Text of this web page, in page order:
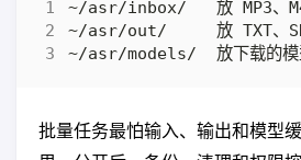
批量任务最怕输入、输出和模型